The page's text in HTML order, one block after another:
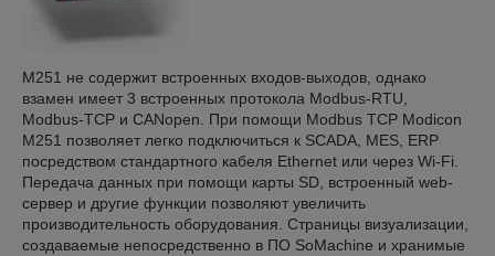
М251 не содержит встроенных входов-выходов, однако
взамен имеет 3 встроенных протокола Modbus-RTU,
Modbus-TCP и CANopen. При помощи Modbus TCP Modicon
M251 позволяет легко подключиться к SCADA, MES, ERP
посредством стандартного кабеля Ethernet или через Wi-Fi.
Передача данных при помощи карты SD, встроенный web-
сервер и другие функции позволяют увеличить
производительность оборудования. Страницы визуализации,
создаваемые непосредственно в ПО SoMachine и хранимые